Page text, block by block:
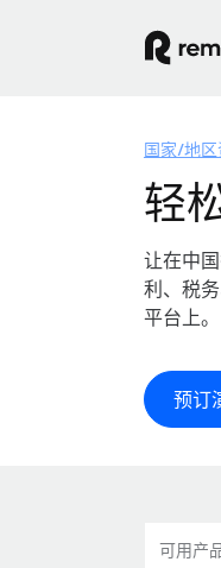
国家/地
轻
让在中
利、税
平台上。
预订
可用产